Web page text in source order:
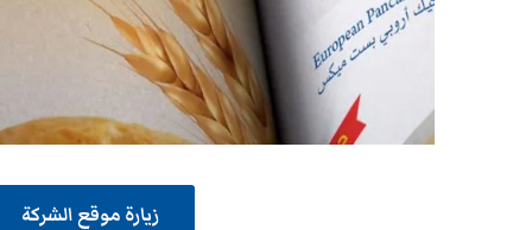
زيارة موقع الشركة